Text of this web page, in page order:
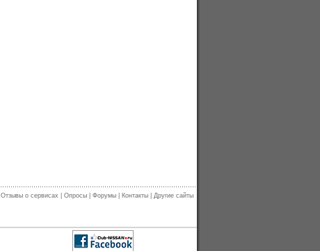
Отзывы о сервисах Опросы Форумы Контакты Другие сайты